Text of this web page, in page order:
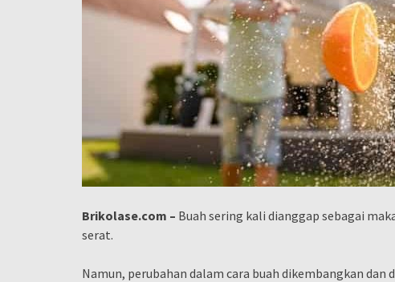
Brikolase.com – Buah sering kali dianggap sebagai
serat.
Namun, perubahan dalam cara buah dikembangkan